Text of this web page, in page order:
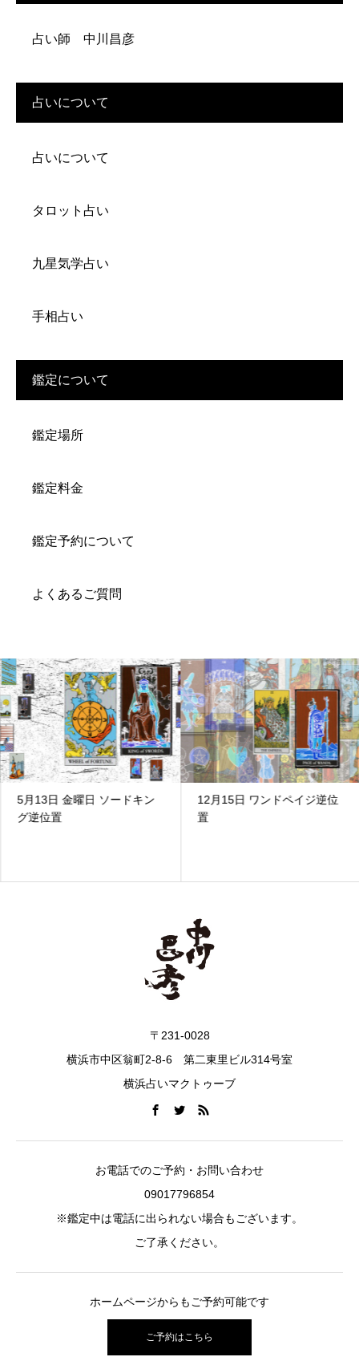
占い師 中川昌彦
占いについて
占いについて
タロット占い
九星気学占い
手相占い
鑑定について
鑑定場所
鑑定料金
鑑定予約について
よくあるご質問
5月13日 金曜日 ソードキン
グ逆位置
12月15日 ワンドペイジ逆位
置
〒231-0028
横浜市中区翁町2-8-6 第二東里ビル314号室
横浜占いマクトゥーブ
お電話でのご予約・お問い合わせ
09017796854
※鑑定中は電話に出られない場合もございます。
ご了承ください。
ホームページからもご予約可能です
ご予約はこちら